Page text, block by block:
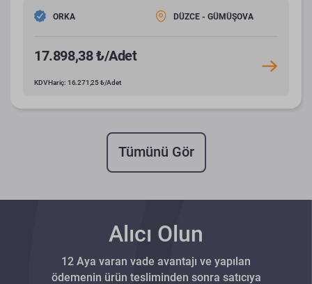
ORKA DÜZCE - GÜMÜŞOVA
17.898,38 ₺/Adet
KDV Hariç: 16.271,25 ₺/Adet
Tümünü Gör
Alıcı Olun
12 Aya varan vade avantajı ve yapılan
ödemenin ürün tesliminden sonra satıcıya